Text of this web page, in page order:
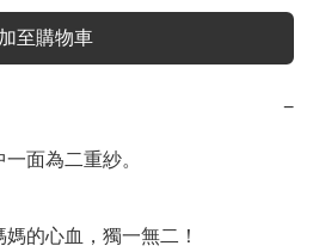
加至購物車
−
面為二重紗。
的心血，獨一無二！